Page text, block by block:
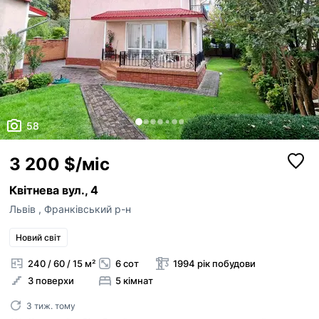
58
3 200 $/міс
Квітнева вул., 4
Львів , Франківський р-н
Новий світ
240 / 60 / 15 м²
3 поверхи
6 сот
5 кімнат
1994 рік побудови
3 тиж. тому